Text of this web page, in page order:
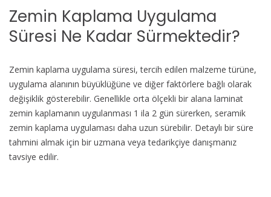
Zemin Kaplama Uygulama
Süresi Ne Kadar Sürmektedir?
Zemin kaplama uygulama süresi, tercih edilen malzeme türüne,
uygulama alanının büyüklüğüne ve diğer faktörlere bağlı olarak
değişiklik gösterebilir. Genellikle orta ölçekli bir alana laminat
zemin kaplamanın uygulanması 1 ila 2 gün sürerken, seramik
zemin kaplama uygulaması daha uzun sürebilir. Detaylı bir süre
tahmini almak için bir uzmana veya tedarikçiye danışmanız
tavsiye edilir.